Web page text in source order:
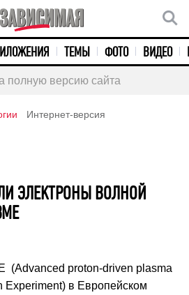
ТЕМЫ ФОТО ВИДЕО
полную версию сайта
Интернет-версия
ЭЛЕКТРОНЫ ВОЛНОЙ
(Advanced proton-driven plasma
Experiment) в Европейском